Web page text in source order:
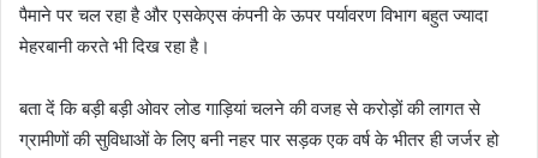
पैमाने पर चल रहा है और एसकेएस कंपनी के ऊपर पर्यावरण विभाग बहुत ज्यादा
मेहरबानी करते भी दिख रहा है।
बता दें कि बड़ी बड़ी ओवर लोड गाड़ियां चलने की वजह से करोड़ों की लागत से
ग्रामीणों की सुविधाओं के लिए बनी नहर पार सड़क एक वर्ष के भीतर ही जर्जर हो